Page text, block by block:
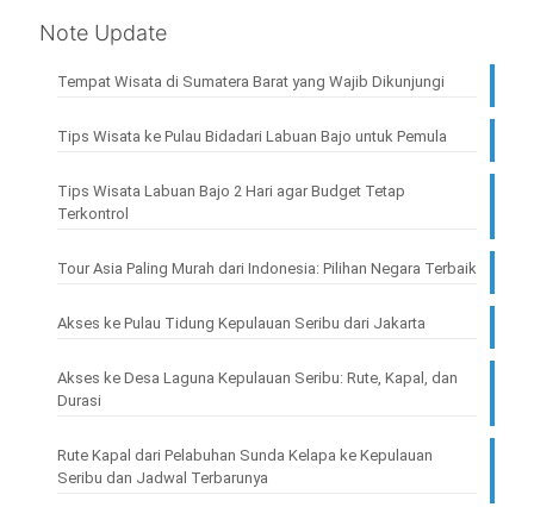
Note Update
Tempat Wisata di Sumatera Barat yang Wajib Dikunjungi
Tips Wisata ke Pulau Bidadari Labuan Bajo untuk Pemula
Tips Wisata Labuan Bajo 2 Hari agar Budget Tetap
Terkontrol
Tour Asia Paling Murah dari Indonesia: Pilihan Negara Terbaik
Akses ke Pulau Tidung Kepulauan Seribu dari Jakarta
Akses ke Desa Laguna Kepulauan Seribu: Rute, Kapal, dan
Durasi
Rute Kapal dari Pelabuhan Sunda Kelapa ke Kepulauan
Seribu dan Jadwal Terbarunya